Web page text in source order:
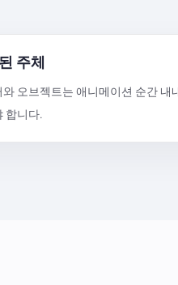
주체
와 오브젝트는 애니메이션 순간 내
합니다.